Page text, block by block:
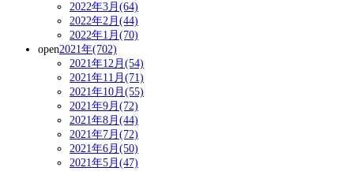
2022年3月(64)
2022年2月(44)
2022年1月(70)
open2021年(702)
2021年12月(54)
2021年11月(71)
2021年10月(55)
2021年9月(72)
2021年8月(44)
2021年7月(72)
2021年6月(50)
2021年5月(47)